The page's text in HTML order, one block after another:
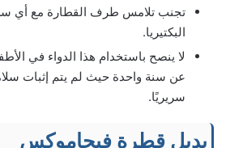
تجنب تلامس طرف القطارة مع أي
البكتيريا.
لا ينصح باستخدام هذا الدواء في
عن سنة واحدة حيث لم يتم إثبات
سريريًا.
بديل قطرة فيجاموكس